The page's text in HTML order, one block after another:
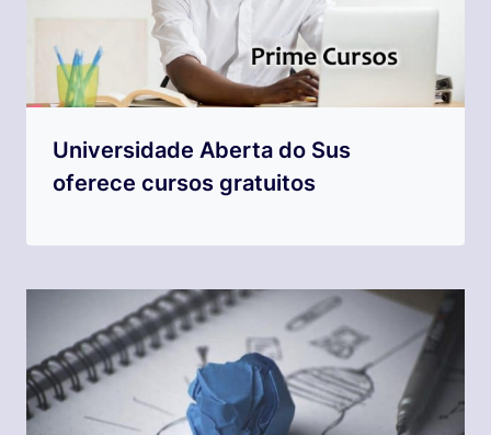
Universidade Aberta do Sus
oferece cursos gratuitos